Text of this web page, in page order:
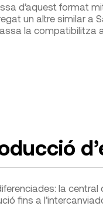
d’aquest format
un altre similar a
la compatibilitza
la
fins a